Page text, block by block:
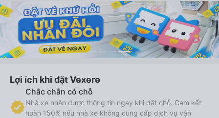
Lợi ích khi đặt Vexere
Chắc chắn có chỗ
Nhà xe nhận được thông tin ngay khi đặt chỗ. Cam kết
hoàn 150% nếu nhà xe không cung cấp dịch vụ vận